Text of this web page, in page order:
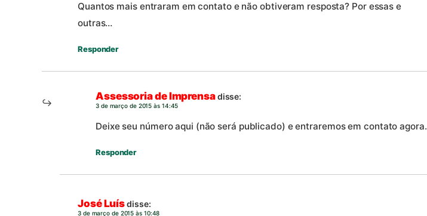
Quantos mais entraram em contato e não obtiveram resposta? Por essas e
outras…
Responder
Assessoria de Imprensadisse:
3 de março de 2015 às 14:45
Deixe seu número aqui (não será publicado) e entraremos em contato agora.
Responder
José Luísdisse:
3 de março de 2015 às 10:48